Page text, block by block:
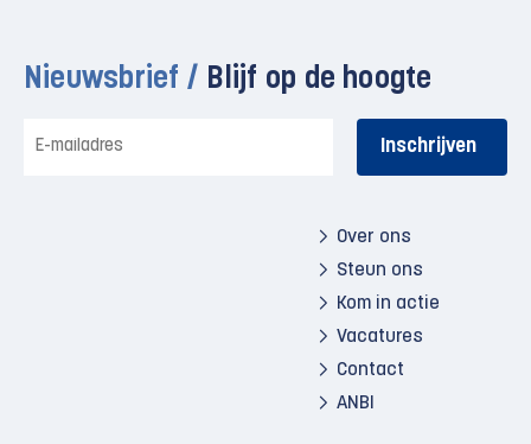
Nieuwsbrief / Blijf op de hoogte
mailadres
Over ons
Steun ons
Kom in actie
Vacatures
Contact
ANBI